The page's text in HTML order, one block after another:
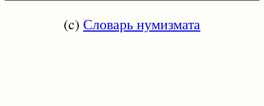
(c) Словарь нумизмата